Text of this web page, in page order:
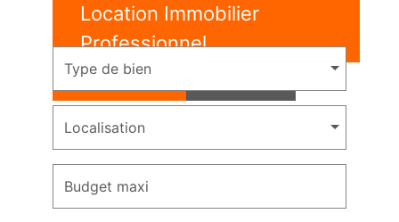
Location Immobilier
Professionnel
Location
Type de bien
Localisation